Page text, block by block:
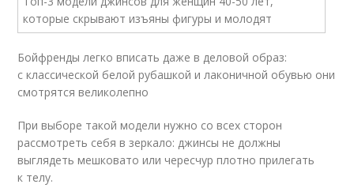
Бойфренды легко вписать даже в деловой образ:
с классической белой рубашкой и лаконичной обувью они
смотрятся великолепно
При выборе такой модели нужно со всех сторон
рассмотреть себя в зеркало: джинсы не должны
выглядеть мешковато или чересчур плотно прилегать
к телу.